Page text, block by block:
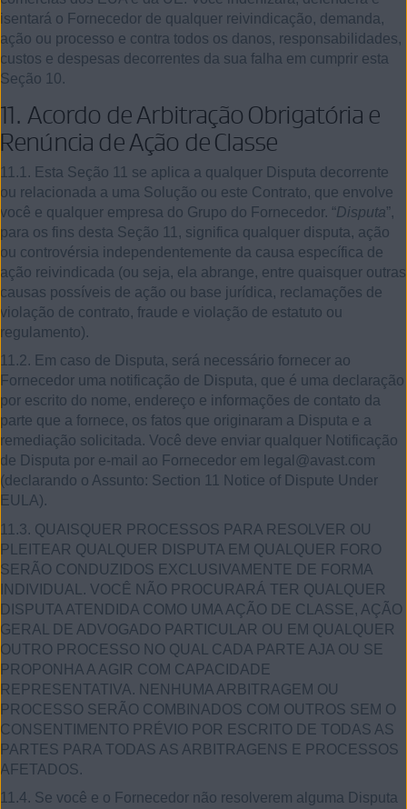
isentará o Fornecedor de qualquer reivindicação, demanda,
ação ou processo e contra todos os danos, responsabilidades,
custos e despesas decorrentes da sua falha em cumprir esta
Seção 10.
11. Acordo de Arbitração Obrigatória e
Renúncia de Ação de Classe
11.1. Esta Seção 11 se aplica a qualquer Disputa decorrente
ou relacionada a uma Solução ou este Contrato, que envolve
você e qualquer empresa do Grupo do Fornecedor. “Disputa”,
para os fins desta Seção 11, significa qualquer disputa, ação
ou controvérsia independentemente da causa específica de
ação reivindicada (ou seja, ela abrange, entre quaisquer outras
causas possíveis de ação ou base jurídica, reclamações de
violação de contrato, fraude e violação de estatuto ou
regulamento).
11.2. Em caso de Disputa, será necessário fornecer ao
Fornecedor uma notificação de Disputa, que é uma declaração
por escrito do nome, endereço e informações de contato da
parte que a fornece, os fatos que originaram a Disputa e a
remediação solicitada. Você deve enviar qualquer Notificação
de Disputa por e-mail ao Fornecedor em legal@avast.com
(declarando o Assunto: Section 11 Notice of Dispute Under
EULA).
11.3. QUAISQUER PROCESSOS PARA RESOLVER OU
PLEITEAR QUALQUER DISPUTA EM QUALQUER FORO
SERÃO CONDUZIDOS EXCLUSIVAMENTE DE FORMA
INDIVIDUAL. VOCÊ NÃO PROCURARÁ TER QUALQUER
DISPUTA ATENDIDA COMO UMA AÇÃO DE CLASSE, AÇÃO
GERAL DE ADVOGADO PARTICULAR OU EM QUALQUER
OUTRO PROCESSO NO QUAL CADA PARTE AJA OU SE
PROPONHA A AGIR COM CAPACIDADE
REPRESENTATIVA. NENHUMA ARBITRAGEM OU
PROCESSO SERÃO COMBINADOS COM OUTROS SEM O
CONSENTIMENTO PRÉVIO POR ESCRITO DE TODAS AS
PARTES PARA TODAS AS ARBITRAGENS E PROCESSOS
AFETADOS.
11.4. Se você e o Fornecedor não resolverem alguma Disputa